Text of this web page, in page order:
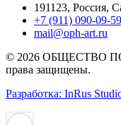
191123, Россия,
+7 (911) 090-09-59
mail@oph-art.ru
© 2026 ОБЩЕСТВО
права защищены.
Разработка: InRus